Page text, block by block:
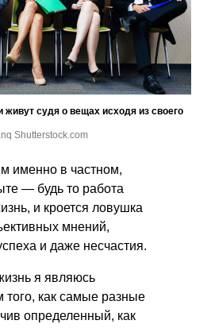
судя о вещах исходя из своего
Shutterstock.com
именно в частном,
— будь то работа
и кроется ловушка
мнений,
и даже несчастия.
я являюсь
того, как самые разные
определенный, как